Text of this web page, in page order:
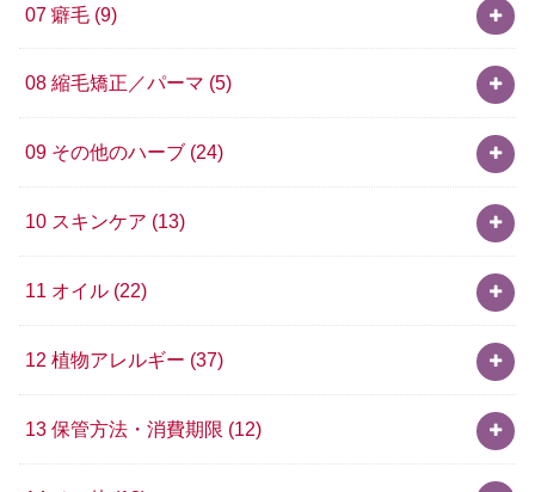
07 癖毛 (9)
08 縮毛矯正／パーマ (5)
09 その他のハーブ (24)
10 スキンケア (13)
11 オイル (22)
12 植物アレルギー (37)
13 保管方法・消費期限 (12)